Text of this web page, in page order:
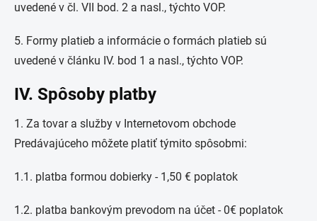
uvedené v čl. VII bod. 2 a nasl., týchto VOP.
5. Formy platieb a informácie o formách platieb sú
uvedené v článku IV. bod 1 a nasl., týchto VOP.
IV. Spôsoby platby
1. Za tovar a služby v Internetovom obchode
Predávajúceho môžete platiť týmito spôsobmi:
1.1. platba formou dobierky - 1,50 € poplatok
1.2. platba bankovým prevodom na účet - 0€ poplatok